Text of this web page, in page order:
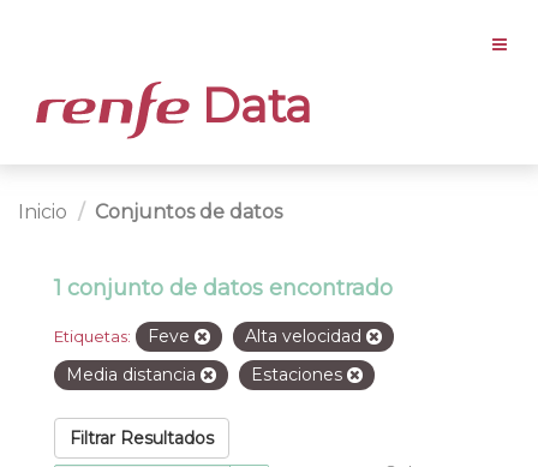
Data
Inicio Conjuntos de datos
1 conjunto de datos encontrado
Etiquetas: Feve
Alta velocidad
Media distancia
Estaciones
Filtrar Resultados